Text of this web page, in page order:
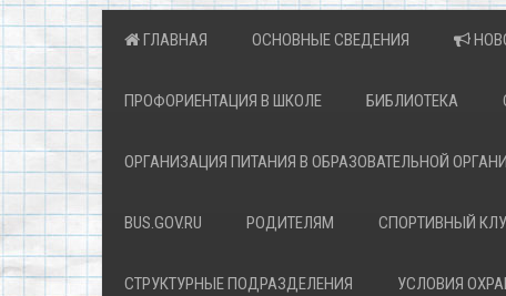
ГЛАВНАЯ ОСНОВНЫЕ СВЕДЕНИЯ
ПРОФОРИЕНТАЦИЯ В ШКОЛЕ БИБЛИОТЕКА
ОРГАНИЗАЦИЯ ПИТАНИЯ В ОБРАЗОВАТЕЛЬНОЙ
BUS.GOV.RU РОДИТЕЛЯМ СПОРТИВНЫЙ
СТРУКТУРНЫЕ ПОДРАЗДЕЛЕНИЯ УСЛОВИЯ